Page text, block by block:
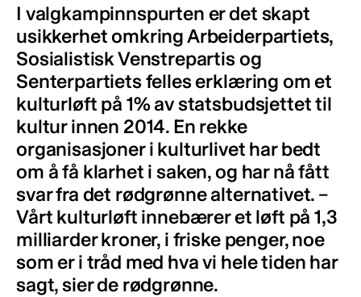
I valgkampinnspurten er det skapt
usikkerhet omkring Arbeiderpartiets,
Sosialistisk Venstrepartis og
Senterpartiets felles erklæring om et
kulturløft på 1% av statsbudsjettet til
kultur innen 2014. En rekke
organisasjoner i kulturlivet har bedt
om å få klarhet i saken, og har nå fått
svar fra det rødgrønne alternativet. –
Vårt kulturløft innebærer et løft på 1,3
milliarder kroner, i friske penger, noe
som er i tråd med hva vi hele tiden har
sagt, sier de rødgrønne.